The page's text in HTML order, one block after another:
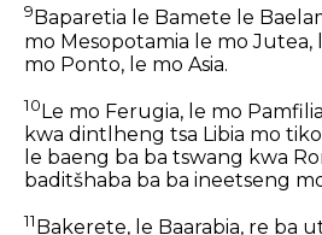
9 Baparetia le Bamete le
mo Mesopotamia le mo Jutea,
mo Ponto, le mo Asia.
10Le mo Ferugia, le mo
kwa dintlheng tsa Libia mo
le baeng ba ba tswang kwa
baditšhaba ba ba ineetseng
11 Bakerete, le Baarabia, re ba